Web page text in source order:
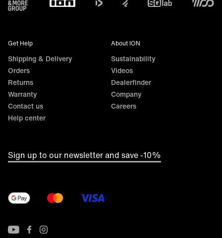
Get Help
Shipping & Delivery
Orders
Returns
Warranty
Contact us
Help center
About ION
Sustainability
Videos
Dealerfinder
Company
Careers
Sign up to our newsletter and save -10%